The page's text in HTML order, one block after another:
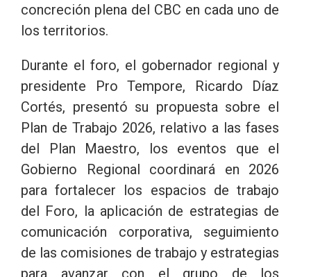
concreción plena del CBC en cada uno de
los territorios.
Durante el foro, el gobernador regional y
presidente Pro Tempore, Ricardo Díaz
Cortés, presentó su propuesta sobre el
Plan de Trabajo 2026, relativo a las fases
del Plan Maestro, los eventos que el
Gobierno Regional coordinará en 2026
para fortalecer los espacios de trabajo
del Foro, la aplicación de estrategias de
comunicación corporativa, seguimiento
de las comisiones de trabajo y estrategias
para avanzar con el grupo de los